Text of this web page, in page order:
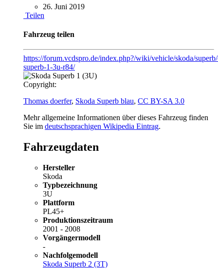
26. Juni 2019
Teilen
Fahrzeug teilen
https://forum.vcdspro.de/index.php?/wiki/vehicle/skoda/
superb-1-3u-r84/
Copyright:
Thomas doerfer, Skoda Superb blau, CC BY-SA 3.0
Mehr allgemeine Informationen über dieses Fahrzeug finden
Sie im deutschsprachigen Wikipedia Eintrag.
Fahrzeugdaten
Hersteller
Skoda
Typbezeichnung
3U
Plattform
PL45+
Produktionszeitraum
2001 - 2008
Vorgängermodell
-
Nachfolgemodell
Skoda Superb 2 (3T)